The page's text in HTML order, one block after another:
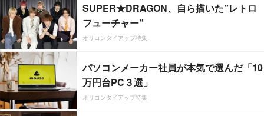
SUPER★DRAGON、自ら描いた”レトロ
フューチャー”
オリコンタイアップ特集
パソコンメーカー社員が本気で選んだ「10
万円台PC３選」
オリコンタイアップ特集